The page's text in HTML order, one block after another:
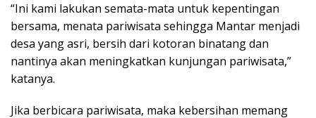
“Ini kami lakukan semata-mata untuk kepentingan
bersama, menata pariwisata sehingga Mantar menjadi
desa yang asri, bersih dari kotoran binatang dan
nantinya akan meningkatkan kunjungan pariwisata,”
katanya.
Jika berbicara pariwisata, maka kebersihan memang